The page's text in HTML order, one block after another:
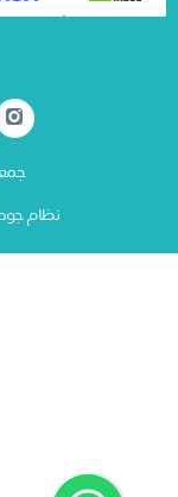
جمعية
نظام جود